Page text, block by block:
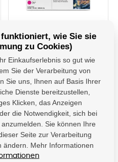
Tonerová cartridge HP,
magenta, CE263A -
poškození obalu
kategorie D (viz popis)
Tonerová cartridge HP Color
LaserJet CP4025/CP4525,
magenta, CE263A, 11000s, O
289,47 €
In den Korb
wie Sie sie
zu Cookies)
Einkaufserlebnis so gut wie
Sie der Verarbeitung von
Sie uns, Ihnen auf Basis Ihrer
Dienste bereitzustellen,
Klicken, das Anzeigen
die Notwendigkeit, sich bei
Sie können Ihre
Seite zur Verarbeitung
ändern. Mehr Informationen